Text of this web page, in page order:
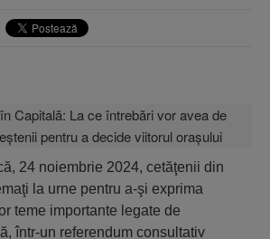
24 noiembrie 2024, cetăţenii din
la urne pentru a-şi exprima
teme importante legate de
într-un referendum consultativ